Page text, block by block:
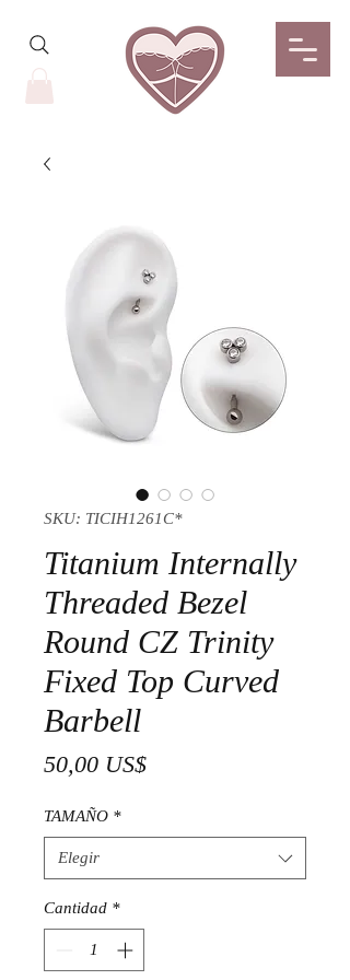
SKU: TICIH1261C*
Titanium Internally
Threaded Bezel
Round CZ Trinity
Fixed Top Curved
Barbell
50,00 US$Precio
TAMAÑO *
Elegir
Cantidad *